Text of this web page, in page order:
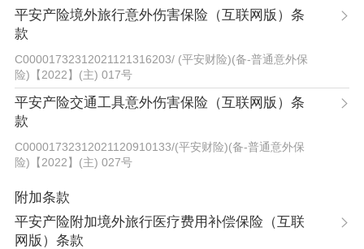
平安产险境外旅行意外伤害保险（互联网版）条
款
C00001732312021121316203/(平安财险)(备-普通意外保
险)【2022】(主) 017号
平安产险交通工具意外伤害保险（互联网版）条
款
C00001732312021120910133/(平安财险)(备-普通意外保
险)【2022】(主) 027号
附加条款
平安产险附加境外旅行医疗费用补偿保险（互联
网版）条款